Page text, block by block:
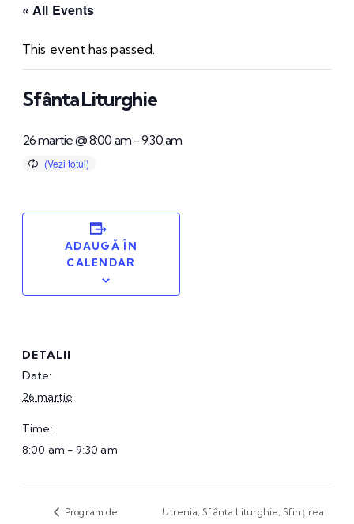
« All Events
This event has passed.
Sfânta Liturghie
26 martie @ 8:00 am-9:30 am
ADAUGĂ ÎN
CALENDAR
DETALII
Date:
26 martie
Time:
8:00 am - 9:30 am
Program de
Utrenia, Sfânta Liturghie, Sfințirea